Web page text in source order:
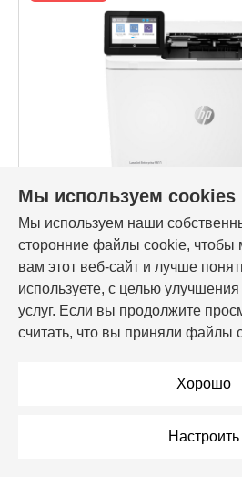
Код товара: 161594
Принтер HP LaserJet Enterprise
2 831,00 Br
Мы используем cookies
Мы используем наши
сторонние файлы cookie, чтобы
вам этот веб-сайт и лучше
используете, с целью
услуг. Если вы продолжите
считать, что вы приняли файлы
Хорошо
Настроить